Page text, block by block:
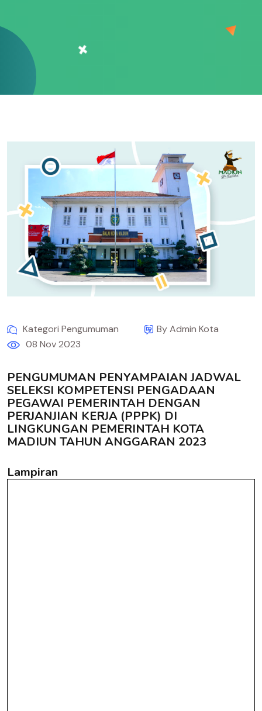
Kategori Pengumuman
By Admin Kota
08 Nov 2023
PENGUMUMAN PENYAMPAIAN JADWAL
SELEKSI KOMPETENSI PENGADAAN
PEGAWAI PEMERINTAH DENGAN
PERJANJIAN KERJA (PPPK) DI
LINGKUNGAN PEMERINTAH KOTA
MADIUN TAHUN ANGGARAN 2023
Lampiran